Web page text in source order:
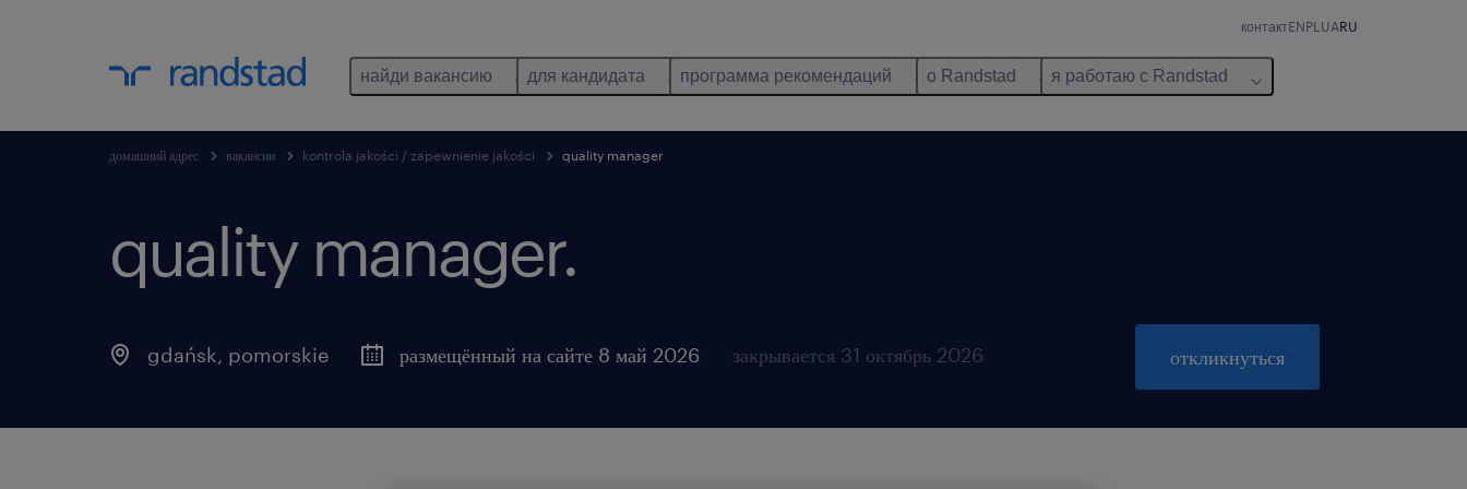
контактENPL UARU
найди вакансию для кандидата программа рекомендаций о Randstad я работаю с Randstad
домашний адрес вакансии kontrola jakości / zapewnienie jakości quality manager
quality manager.
gdańsk, pomorskie размещённый на сайте 8 май 2026 закрывается 31 октябрь 2026 откликнуться